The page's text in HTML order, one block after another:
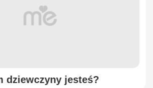
dziewczyny jesteś?